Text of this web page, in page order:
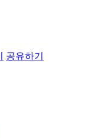
공유하기